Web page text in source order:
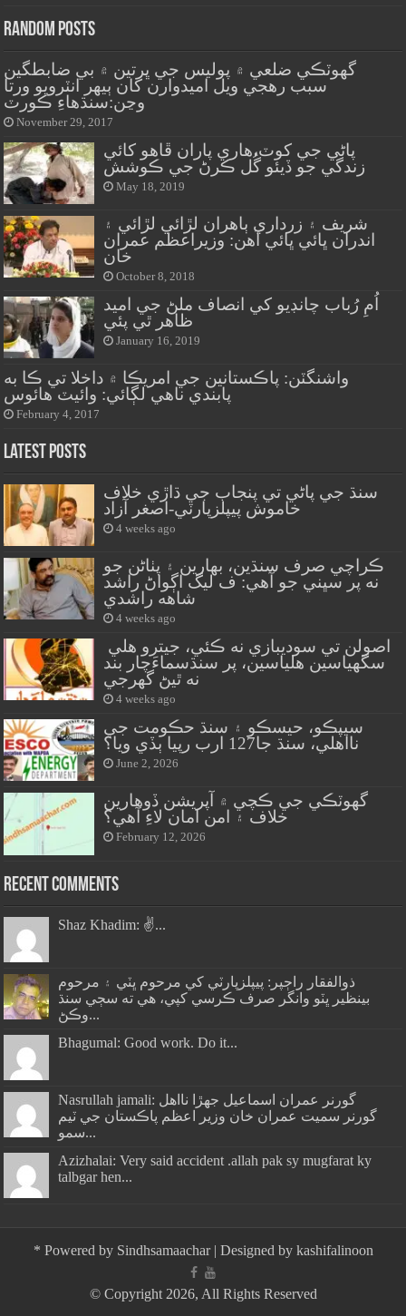
Random Posts
گهوٽڪي ضلعي ۾ پوليس جي ڀرتين ۾ بي ضابطگين
سبب رهجي ويل اميدوارن کان ٻيهر انٽرويو ورتا
وڃن:سنڌهاءِ ڪورٽ
November 29, 2017
پاڻي جي کوٽ،هاري پاران ڦاهو کائي
زندگي جو ڏيئو گُل ڪرڻ جي ڪوشش
May 18, 2019
شريف ۽ زرداري ٻاهران لڙائي لڙائي ۽
اندران ڀائي ڀائي آهن: وزيراعظم عمران
خان
October 8, 2018
اُمِ رُباب چانڊيو کي انصاف ملڻ جي اميد
ظاهر ٿي پئي
January 16, 2019
واشنگٽن: پاڪستانين جي امريڪا ۾ داخلا تي ڪا به
پابندي ناهي لڳائي: وائيٽ هائوس
February 4, 2017
Latest Posts
سنڌ جي پاڻي تي پنجاب جي ڌاڙي خلاف
خاموش پيپلزپارٽي-اصغر آزاد
4 weeks ago
ڪراچي صرف سنڌين، بهارين ۽ پٺاڻن جو
نه پر سڀني جو آهي: ف ليگ اڳواڻ راشد
شاهه راشدي
4 weeks ago
سگهياسين هلياسين، پر سنڌسماءَچار بند
نه ٿيڻ گهرجي
4 weeks ago
سيپڪو، حيسڪو ۽ سنڌ حڪومت جي
نااهلي، سنڌ جا127 ارب رپيا ٻڏي ويا؟
June 2, 2026
گهوٽڪي جي ڪچي ۾ آپريشن ڏوهارين
خلاف ۽ امن امان لاءِ آهي؟
February 12, 2026
Recent Comments
Shaz Khadim: ✌️...
ذوالفقار راڄپر: پيپلزپارٽي کي مرحوم ڀٽي ۽ مرحوم
بينظير ڀٽو وانگر صرف ڪرسي کپي، هي ته سڄي سنڌ
وڪڻ...
Bhagumal: Good work. Do it...
Nasrullah jamali: گورنر عمران اسماعيل جھڙا نااهل
گورنر سميت عمران خان وزير اعظم پاڪستان جي ٽيم
سمو...
Azizhalai: Very said accident .allah pak sy mugfarat ky
talbgar hen...
* Powered by Sindhsamaachar| Designed by kashifalinoon
© Copyright 2026, All Rights Reserved